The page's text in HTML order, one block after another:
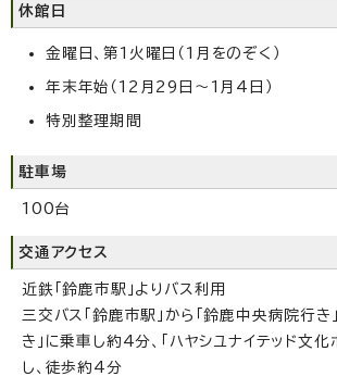
休館日
金曜日、第1火曜日（1月をのぞく）
年末年始（12月29日～1月4日）
特別整理期間
駐車場
100台
交通アクセス
近鉄「鈴鹿市駅」よりバス利用
三交バス「鈴鹿市駅」から「鈴鹿中央病院行き
き」に乗車し約4分、「ハヤシユナイテッド文
し、徒歩約4分